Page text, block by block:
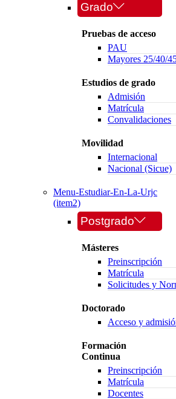
Grado
Pruebas de acceso
PAU
Mayores 25/40/
Estudios de grado
Admisión
Matrícula
Convalidaciones
Movilidad
Internacional
Nacional (Sicue)
Menu-Estudiar-En-La-Urjc
(item2)
Postgrado
Másteres
Preinscripción
Matrícula
Solicitudes y
Doctorado
Acceso y
Formación
Continua
Preinscripción
Matrícula
Docentes